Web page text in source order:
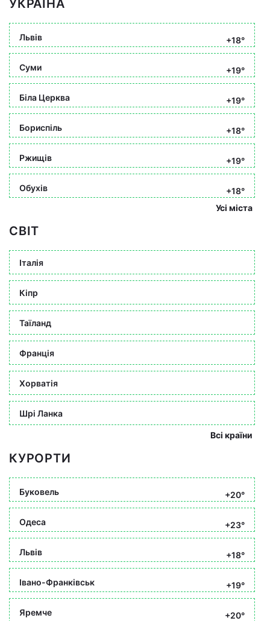
УКРАЇНА
Львів +18°
Суми +19°
Біла Церква +19°
Бориспіль +18°
Ржищів +19°
Обухів
+18°
Усі міста
СВІТ
Італія
Кіпр
Таїланд
Франція
Хорватія
Шрі Ланка
Всі країни
КУРОРТИ
Буковель +20°
Одеса +23°
Львів +18°
Івано-Франківськ +19°
Яремче +20°